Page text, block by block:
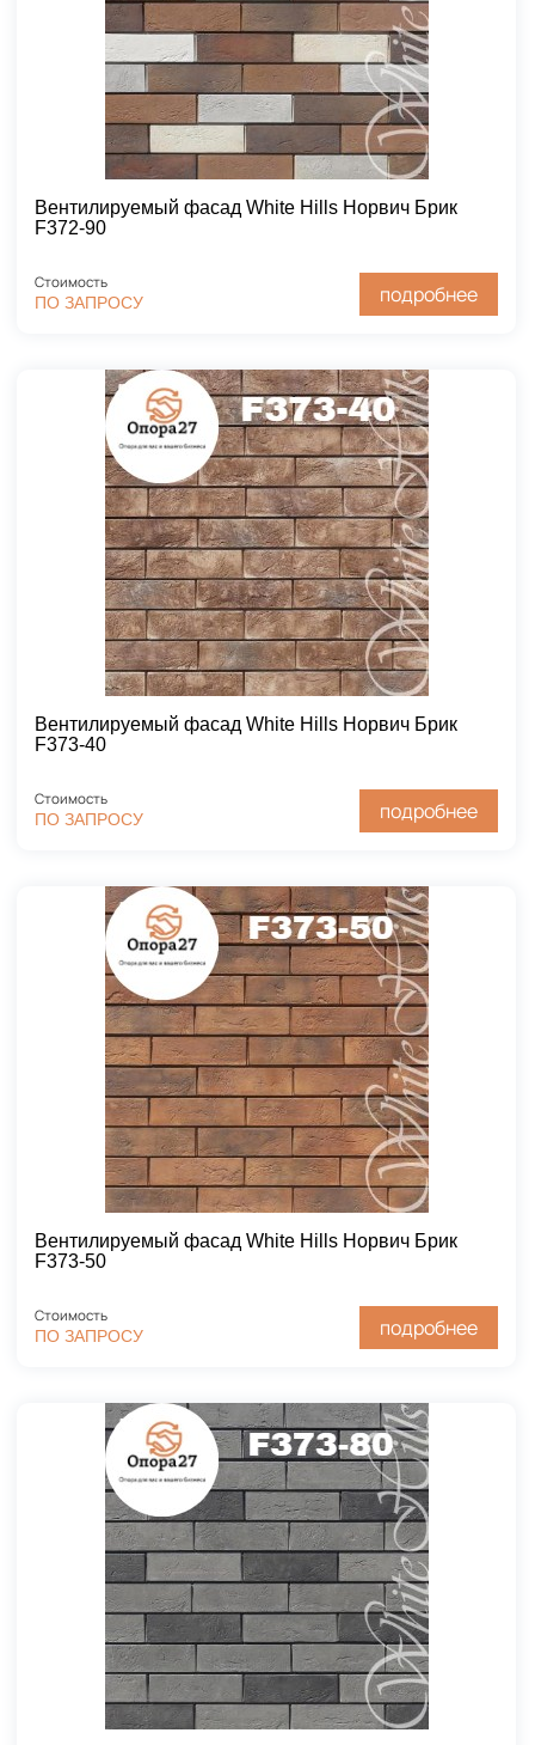
Вентилируемый фасад White Hills Норвич Брик
F372-90
Стоимость
ПО ЗАПРОСУ
подробнее
Вентилируемый фасад White Hills Норвич Брик
F373-40
Стоимость
ПО ЗАПРОСУ
подробнее
Вентилируемый фасад White Hills Норвич Брик
F373-50
Стоимость
ПО ЗАПРОСУ
подробнее